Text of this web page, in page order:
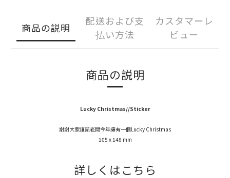
商品の説明
配送および支
払い方法
カスタマーレ
ビュー
商品の説明
Lucky Christmas//Sticker
謝謝大家讓鼠老闆今年擁有一個Lucky Christmas
105 x 148 mm
詳しくはこちら